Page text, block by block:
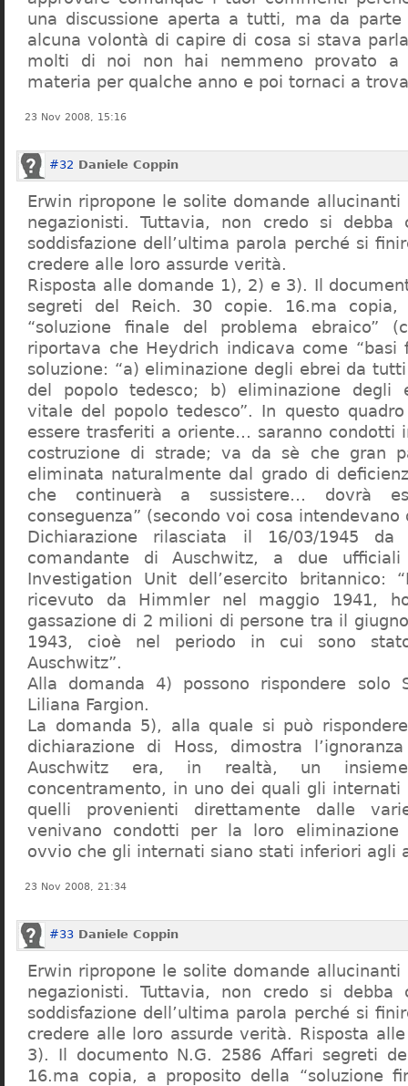
una discussione aperta a tutti, ma da parte
alcuna volontà di capire di cosa si stava
molti di noi non hai nemmeno provato a
materia per qualche anno e poi tornaci a
23 Nov 2008, 15:16
#32 Daniele Coppin
Erwin ripropone le solite domande
negazionisti. Tuttavia, non credo si debba
soddisfazione dell’ultima parola perché si
credere alle loro assurde verità.
Risposta alle domande 1), 2) e 3). Il
segreti del Reich. 30 copie. 16.ma copia,
“soluzione finale del problema ebraico”
riportava che Heydrich indicava come “basi
soluzione: “a) eliminazione degli ebrei da
del popolo tedesco; b) eliminazione degli
vitale del popolo tedesco”. In questo
essere trasferiti a oriente… saranno condotti
costruzione di strade; va da sè che gran
eliminata naturalmente dal grado di
che continuerà a sussistere… dovrà
conseguenza” (secondo voi cosa intendevano
Dichiarazione rilasciata il 16/03/1945
comandante di Auschwitz, a due
Investigation Unit dell’esercito britannico:
ricevuto da Himmler nel maggio 1941,
gassazione di 2 milioni di persone tra il
1943, cioè nel periodo in cui sono
Auschwitz”.
Alla domanda 4) possono rispondere solo
Liliana Fargion.
La domanda 5), alla quale si può
dichiarazione di Hoss, dimostra
Auschwitz era, in realtà, un
concentramento, in uno dei quali gli
quelli provenienti direttamente dalle
venivano condotti per la loro eliminazione
ovvio che gli internati siano stati inferiori agli
23 Nov 2008, 21:34
#33 Daniele Coppin
Erwin ripropone le solite domande
negazionisti. Tuttavia, non credo si debba
soddisfazione dell’ultima parola perché si
credere alle loro assurde verità. Risposta
3). Il documento N.G. 2586 Affari segreti
16.ma copia, a proposito della “soluzione